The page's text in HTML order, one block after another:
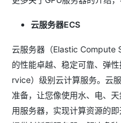
云服务器ECS
云服务器（Elastic Compute
的性能卓越、稳定可靠、弹
rvice）级别云计算服务。云
准备，让您像使用水、电、
用服务器，实现计算资源的